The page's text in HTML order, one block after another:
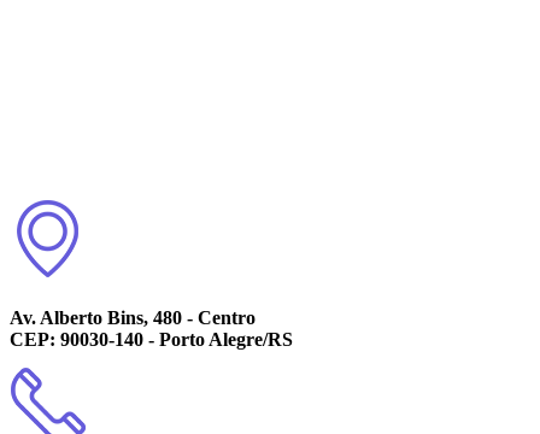
Av. Alberto Bins, 480 - Centro
CEP: 90030-140 - Porto Alegre/RS